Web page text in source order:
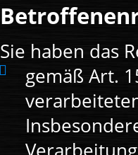
Sie haben das
gemäß Art.